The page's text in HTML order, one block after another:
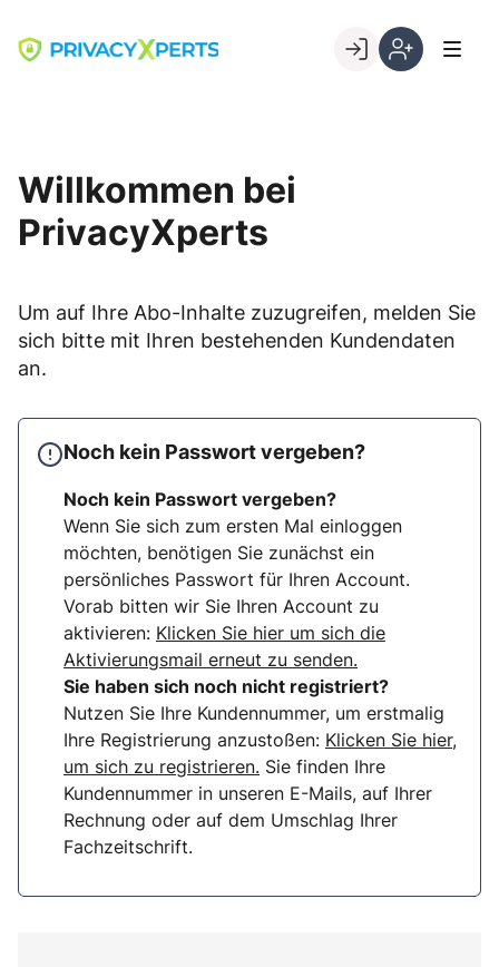
content
Go to landing page.
Willkommen bei
PrivacyXperts
Um auf Ihre Abo-Inhalte zuzugreifen, melden Sie
sich bitte mit Ihren bestehenden Kundendaten
an.
Noch kein Passwort vergeben?
Noch kein Passwort vergeben?
Wenn Sie sich zum ersten Mal einloggen
möchten, benötigen Sie zunächst ein
persönliches Passwort für Ihren Account.
Vorab bitten wir Sie Ihren Account zu
aktivieren: Klicken Sie hier um sich die
Aktivierungsmail erneut zu senden.
Sie haben sich noch nicht registriert?
Nutzen Sie Ihre Kundennummer, um erstmalig
Ihre Registrierung anzustoßen: Klicken Sie hier,
um sich zu registrieren. Sie finden Ihre
Kundennummer in unseren E-Mails, auf Ihrer
Rechnung oder auf dem Umschlag Ihrer
Fachzeitschrift.